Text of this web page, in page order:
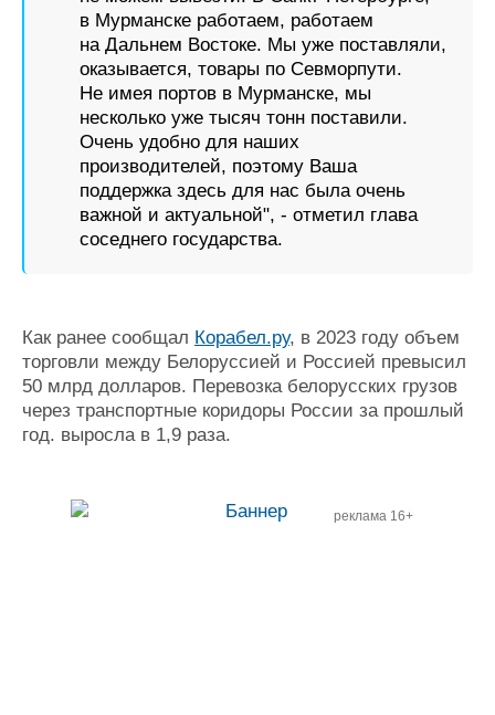
в Мурманске работаем, работаем
на Дальнем Востоке. Мы уже поставляли,
оказывается, товары по Севморпути.
Не имея портов в Мурманске, мы
несколько уже тысяч тонн поставили.
Очень удобно для наших
производителей, поэтому Ваша
поддержка здесь для нас была очень
важной и актуальной", - отметил глава
соседнего государства.
Как ранее сообщал Корабел.ру, в 2023 году объем
торговли между Белоруссией и Россией превысил
50 млрд долларов. Перевозка белорусских грузов
через транспортные коридоры России за прошлый
год. выросла в 1,9 раза.
реклама 16+